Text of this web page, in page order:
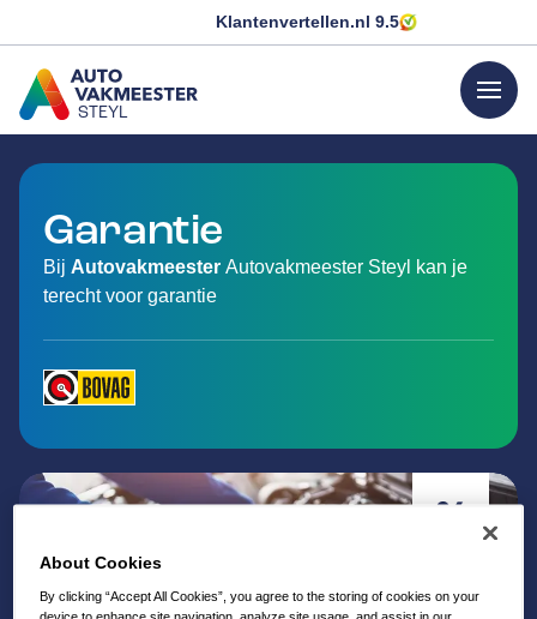
Klantenvertellen.nl 9.5
STEYL
GA NAAR DE HOMEPAGINA
menu
Garantie
Bij Autovakmeester Autovakmeester Steyl kan je
terecht voor garantie
About Cookies
By clicking “Accept All Cookies”, you agree to the storing of cookies on your